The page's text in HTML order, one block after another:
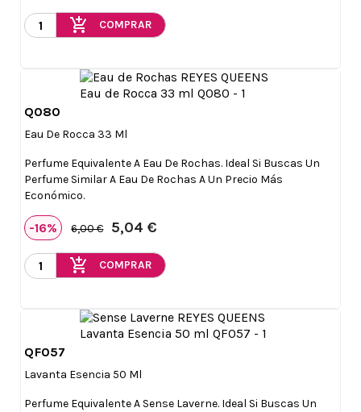
add_shopping_cart COMPRAR
Q080
Eau De Rocca 33 Ml
Perfume Equivalente A Eau De Rochas. Ideal Si Buscas Un
Perfume Similar A Eau De Rochas A Un Precio Más
Económico.
-16% 6,00 € 5,04 €
add_shopping_cart COMPRAR
QF057
Lavanta Esencia 50 Ml
Perfume Equivalente A Sense Laverne. Ideal Si Buscas Un